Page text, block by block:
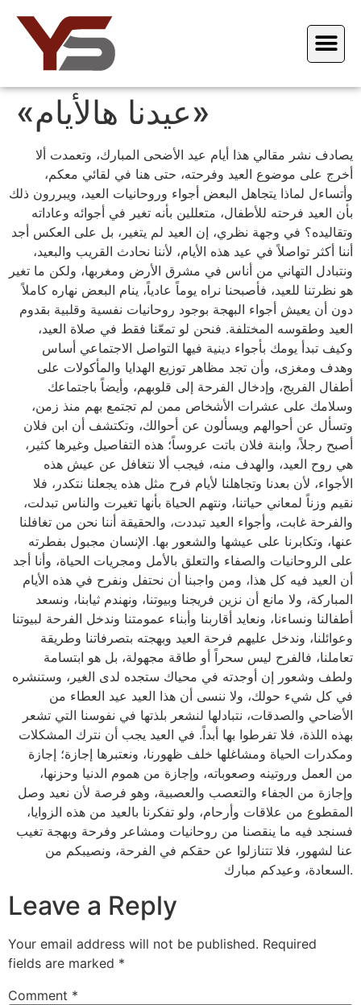
«عيدنا هالأيام»
يصادف نشر مقالي هذا أيام عيد الأضحى المبارك، وتعمدت ألا
أخرج على موضوع العيد وفرحته، حتى هنا في لقائي معكم،
وأتساءل لماذا يتجاهل البعض أجواء وروحانيات العيد، ويبررون ذلك
بأن العيد فرحته للأطفال، متعللين بأنه تغير في أجوائه وعاداته
وتقاليده؟ في وجهة نظري، إن العيد لم يتغير، بل على العكس أجد
أننا أكثر تواصلاً في عيد هذه الأيام، لأننا نحادث القريب والبعيد،
ونتبادل التهاني من أناس في مشرق الأرض ومغربها، ولكن ما تغير
هو نظرتنا للعيد، فأصبحنا نراه يوماً عادياً، ينام البعض نهاره كاملاً
دون أن يعيش أجواء البهجة بوجود روحانيات نفسية وقلبية بقدوم
العيد وطقوسه المختلفة. فنحن لو تمعّنا فقط في صلاة العيد،
وكيف تبدأ يومك بأجواء دينية فيها التواصل الاجتماعي أساس
وهدف ومغزى، وأن تجد مظاهر توزيع الهدايا والمأكولات على
أطفال الفريج، وإدخال الفرحة إلى قلوبهم، وأيضاً باجتماعك
وسلامك على عشرات الأشخاص ممن لم تجتمع بهم منذ زمن،
وتسأل عن أحوالهم ويسألون عن أحوالك، وتكتشف أن ابن فلان
أصبح رجلاً، وابنة فلان باتت عروساً؛ هذه التفاصيل وغيرها كثير،
هي روح العيد، والهدف منه، فيجب ألا نتغافل عن عيش هذه
الأجواء، لأن بعدنا وتجاهلنا لأيام فرح مثل هذه يجعلنا نتكدر، فلا
نقيم وزناً لمعاني حياتنا، ونتهم الحياة بأنها تغيرت والناس تبدلت،
والفرحة غابت، وأجواء العيد تبددت، والحقيقة أننا نحن من تغافلنا
عنها، وتكابرنا على عيشها والشعور بها. الإنسان مجبول بفطرته
على الروحانيات والصفاء والتعلق بالأمل ومجريات الحياة، وأنا أجد
أن العيد فيه كل هذا، ومن واجبنا أن نحتفل ونفرح في هذه الأيام
المباركة، ولا مانع أن نزين فريجنا وبيوتنا، ونهندم ثيابنا، ونسعد
أطفالنا ونساءنا، ونعايد أقاربنا وأبناء عمومتنا وندخل الفرحة لبيوتنا
وعوائلنا، وندخل عليهم فرحة العيد وبهجته بتصرفاتنا وطريقة
تعاملنا، فالفرح ليس سحراً أو طاقة مجهولة، بل هو ابتسامة
ولطف وشعور إن أوجدته في محياك ستجده لدى الغير، وستنشره
في كل شيء حولك، ولا ننسى أن هذا العيد عيد العطاء من
الأضاحي والصدقات، نتبادلها لنشعر بلذتها في نفوسنا التي تشعر
بهذه اللذة، فلا تفرطوا بها أبداً. في العيد يجب أن نترك المشكلات
ومكدرات الحياة ومشاغلها خلف ظهورنا، ونعتبرها إجازة؛ إجازة
من العمل وروتينه وصعوباته، وإجازة من هموم الدنيا وحزنها،
وإجازة من الجفاء والتعصب والعصبية، وهو فرصة لأن نعيد وصل
المقطوع من علاقات وأرحام، ولو تفكرنا بالعيد من هذه الزوايا،
فسنجد فيه ما ينقصنا من روحانيات ومشاعر وفرحة وبهجة تغيب
عنا لشهور، فلا تتنازلوا عن حقكم في الفرحة، ونصيبكم من
السعادة، وعيدكم مبارك.
Leave a Reply
Your email address will not be published. Required
fields are marked *
Comment *